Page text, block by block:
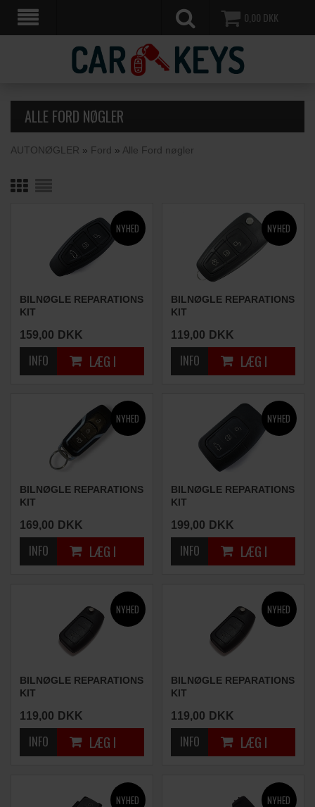
0,00 DKK
ALLE FORD NØGLER
AUTONØGLER » Ford » Alle Ford nøgler
BILNØGLE REPARATIONS
KIT
159,00 DKK
BILNØGLE REPARATIONS
KIT
119,00 DKK
BILNØGLE REPARATIONS
KIT
169,00 DKK
BILNØGLE REPARATIONS
KIT
199,00 DKK
BILNØGLE REPARATIONS
KIT
119,00 DKK
BILNØGLE REPARATIONS
KIT
119,00 DKK